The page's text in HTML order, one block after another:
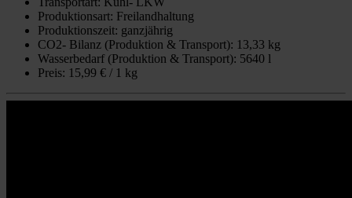
Produktionsart: Freilandhaltung
Produktionszeit: ganzjährig
CO2- Bilanz (Produktion & Transport): 13,33 kg
Wasserbedarf (Produktion & Transport): 5640 l
Preis: 15,99 € / 1 kg